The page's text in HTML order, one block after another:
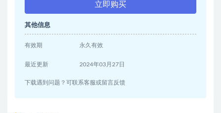
立即购买
其他信息
有效期 永久有效
最近更新 2024年03月27日
下载遇到问题？可联系客服或留言反馈